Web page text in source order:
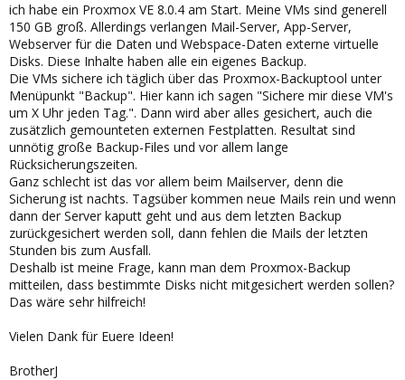
ich habe ein Proxmox VE 8.0.4 am Start. Meine VMs sind generell
150 GB groß. Allerdings verlangen Mail-Server, App-Server,
Webserver für die Daten und Webspace-Daten externe virtuelle
Disks. Diese Inhalte haben alle ein eigenes Backup.
Die VMs sichere ich täglich über das Proxmox-Backuptool unter
Menüpunkt "Backup". Hier kann ich sagen "Sichere mir diese VM's
um X Uhr jeden Tag.". Dann wird aber alles gesichert, auch die
zusätzlich gemounteten externen Festplatten. Resultat sind
unnötig große Backup-Files und vor allem lange
Rücksicherungszeiten.
Ganz schlecht ist das vor allem beim Mailserver, denn die
Sicherung ist nachts. Tagsüber kommen neue Mails rein und wenn
dann der Server kaputt geht und aus dem letzten Backup
zurückgesichert werden soll, dann fehlen die Mails der letzten
Stunden bis zum Ausfall.
Deshalb ist meine Frage, kann man dem Proxmox-Backup
mitteilen, dass bestimmte Disks nicht mitgesichert werden sollen?
Das wäre sehr hilfreich!
Vielen Dank für Euere Ideen!
BrotherJ